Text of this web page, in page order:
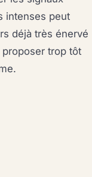
intenses peut
déjà très énervé
trop tôt